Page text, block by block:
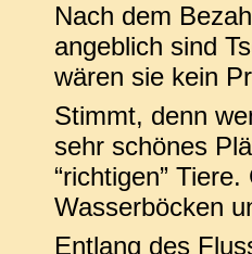
Nach dem
angeblich sind
wären sie kein
Stimmt, denn
sehr schönes
“richtigen”
Wasserböcken
Entlang des